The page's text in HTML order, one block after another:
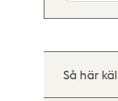
Så här